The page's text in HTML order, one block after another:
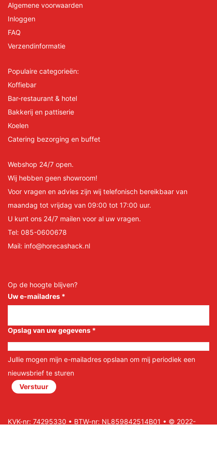
Algemene voorwaarden
Inloggen
FAQ
Verzendinformatie
Populaire categorieën:
Koffiebar
Bar-restaurant & hotel
Bakkerij en pattiserie
Koelen
Catering bezorging en buffet
Webshop 24/7 open.
Wij hebben geen showroom!
Voor vragen en advies zijn wij telefonisch bereikbaar van
maandag tot vrijdag van 09:00 tot 17:00 uur.
U kunt ons 24/7 mailen voor al uw vragen.
Tel: 085-0600678
Mail: info@horecashack.nl
Op de hoogte blijven?
Uw e-mailadres *
Opslag van uw gegevens *
Jullie mogen mijn e-mailadres opslaan om mij periodiek een
nieuwsbrief te sturen
Verstuur
KVK-nr: 74295330 • BTW-nr: NL859842514B01 • © 2022-